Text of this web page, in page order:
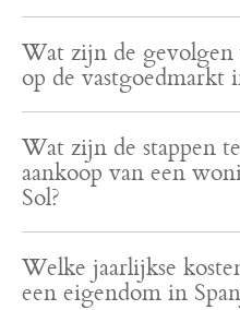
OVER ONS
Wat zijn de gevolgen
op de vastgoedmarkt
Wat zijn de stappen
aankoop van een
Sol?
Welke jaarlijkse
een eigendom in